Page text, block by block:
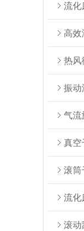
流化
高效
热风
振动
气流
真空
滚筒
流化
滚动